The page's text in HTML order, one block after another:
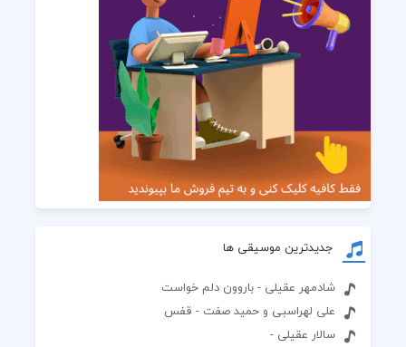
جدیدترین موسیقی ها
شادمهر عقیلی - باروون دلم خواست
علی لهراسبی و حمید صفت - قفس
سالار عقیلی -